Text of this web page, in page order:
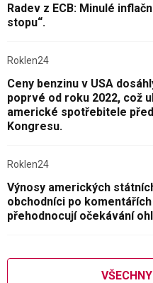
Radev z ECB: Minulé
stopu“.
Roklen24
Ceny benzinu v USA
poprvé od roku 2022, což
americké spotřebitele
Kongresu.
Roklen24
Výnosy amerických
obchodníci po
přehodnocují očekávání